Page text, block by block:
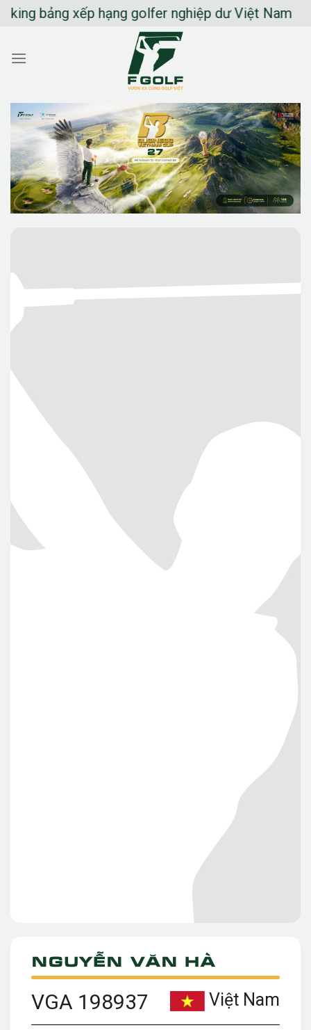
Chuyển
dung
bảng xếp hạng golfer nghiệp dư Việt Nam
Nguyễn Văn Hà
VGA 198937 Việt Nam